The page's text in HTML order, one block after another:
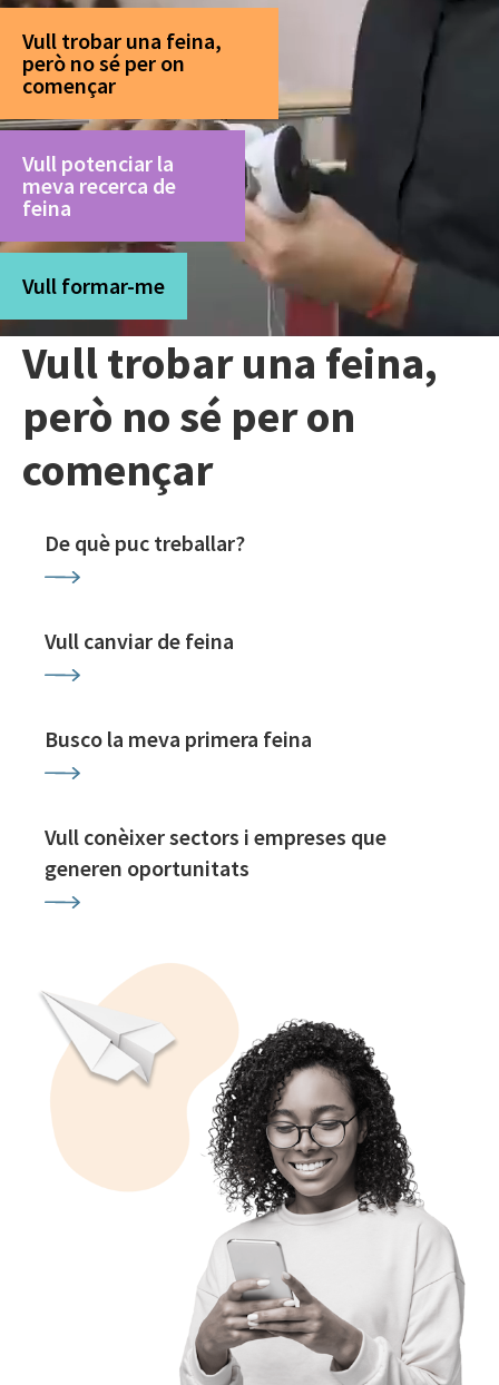
Vull trobar una feina,
però no sé per on
començar
Vull potenciar la
meva recerca de
feina
Vull formar-me
Vull trobar una feina,
però no sé per on
començar
De què puc treballar?
Vull canviar de feina
Busco la meva primera feina
Vull conèixer sectors i empreses que
generen oportunitats